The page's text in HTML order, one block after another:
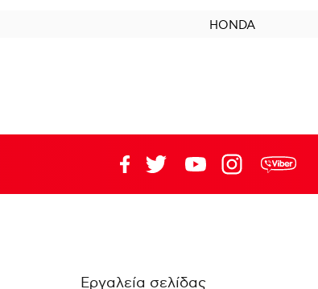
HONDA
Εργαλεία σελίδας